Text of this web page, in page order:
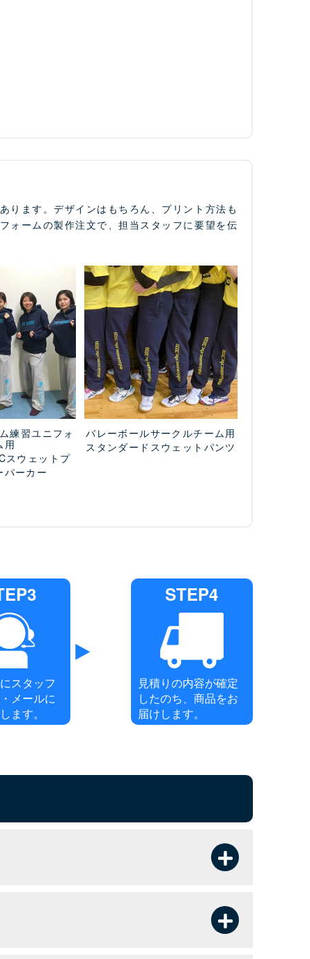
ります。デザインはもちろん、プリント方法も
ォームの製作注文で、担当スタッフに要望を伝
練習ユニフォ
用
スウェットプ
パーカー
バレーボールサークルチーム用
スタンダードスウェットパンツ
スタッフ
メールに
ます。
STEP4
見積りの内容が確定
したのち、商品をお
届けします。